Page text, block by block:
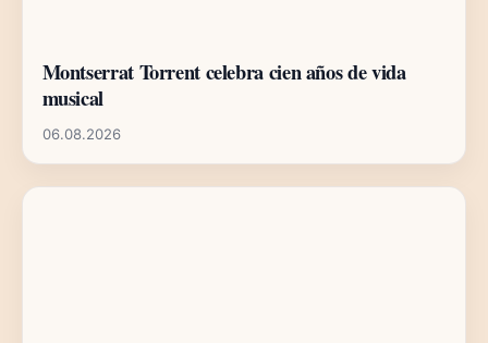
Montserrat Torrent celebra cien años de vida
musical
06.08.2026